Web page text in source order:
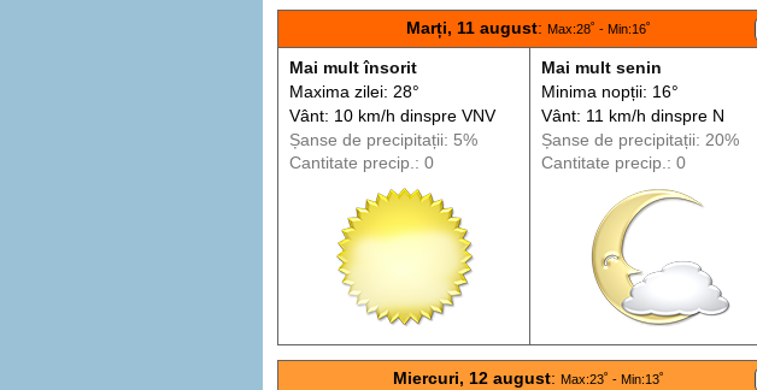
Marți, 11 august: Max:28˚ - Min:16˚
Mai mult însorit
Maxima zilei: 28°
Vânt: 10 km/h dinspreVNV
Șanse de precipitații: 5%
Cantitate precip.: 0
Mai mult senin
Minima nopții: 16°
Vânt: 11 km/h dinspreN
Șanse de precipitații: 20%
Cantitate precip.: 0
Miercuri, 12 august: Max:23˚ - Min:13˚